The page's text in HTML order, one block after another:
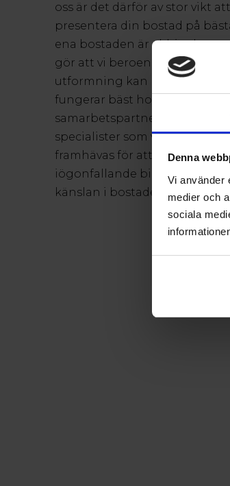
Denna
Vi använder
medier och
sociala
oss är det därför av stor vikt
presentera din bostad på
ena bostaden är aldrig den
gör att vi beroende på din
utformning kan presentera
fungerar bäst hos dig. Våra
samarbetspartners är kreativa
specialister som vet hur
framhävas för att skapa de
iögonfallande bilderna och
känslan i bostaden.